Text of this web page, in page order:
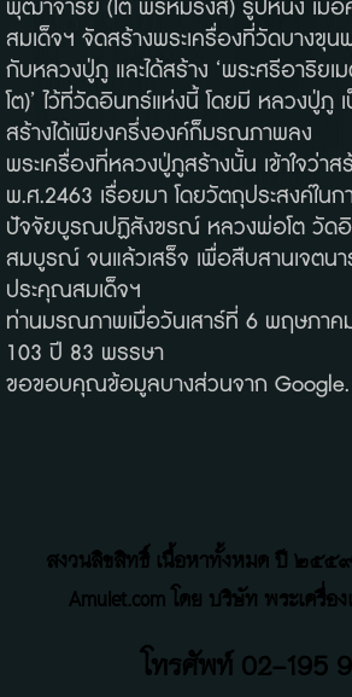
พุฒาจารย์ (โต พรหมรังสี) รูปหนึ่ง เมื่อ
สมเด็จฯ จัดสร้างพระเครื่องที่วัดบางขุ
กับหลวงปู่ภู และได้สร้าง ‘พระศรีอาริย
โต)’ ไว้ที่วัดอินทร์แห่งนี้ โดยมี หลวงปู่ภู
สร้างได้เพียงครึ่งองค์ก็มรณภาพลง
พระเครื่องที่หลวงปู่ภูสร้างนั้น เข้าใจว่า
พ.ศ.2463 เรื่อยมา โดยวัตถุประสงค์ใน
ปัจจัยบูรณปฏิสังขรณ์ หลวงพ่อโต วัดอิ
สมบูรณ์ จนแล้วเสร็จ เพื่อสืบสานเจตน
ประคุณสมเด็จฯ
ท่านมรณภาพเมื่อวันเสาร์ที่ 6 พฤษภา
103 ปี 83 พรรษา
ขอขอบคุณข้อมูลบางส่วนจาก Google.
สงวนลิขสิทธิ์ เนื้อหาทั้งหมด ปี ๒๕๕
Amulet.com โดย บริษัท พระเครื่อ
โทรศัพท์ 02-195